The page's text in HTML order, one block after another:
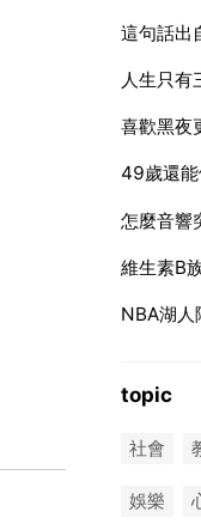
人生只有
喜歡黑夜
49歲還
怎麼音響
維生素B
NBA湖人
topic
社會
娛樂